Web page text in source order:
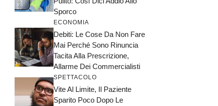
Sporco
ECONOMIA
Debiti: Le Cose Da Non Fare
Mai Perché Sono Rinuncia
Tacita Alla Prescrizione,
Allarme Dei Commercialisti
SPETTACOLO
Vite Al Limite, Il Paziente
Sparito Poco Dopo Le